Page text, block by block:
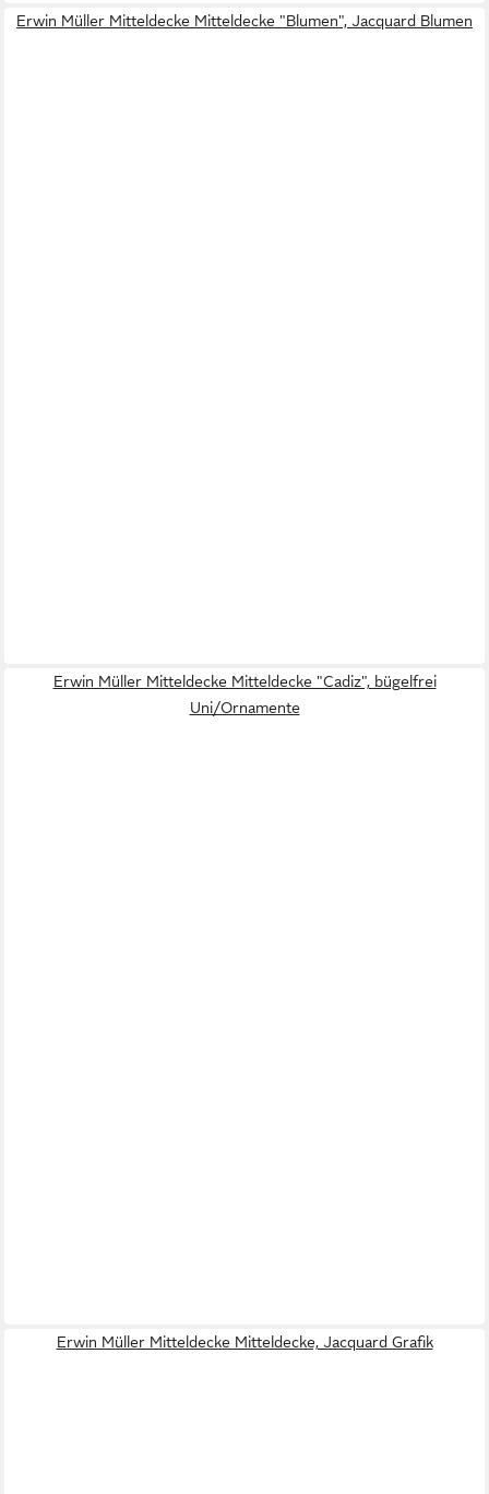
Erwin Müller Mitteldecke Mitteldecke "Blumen", Jacquard Blumen
Erwin Müller Mitteldecke Mitteldecke "Cadiz", bügelfrei
Uni/Ornamente
Erwin Müller Mitteldecke Mitteldecke, Jacquard Grafik